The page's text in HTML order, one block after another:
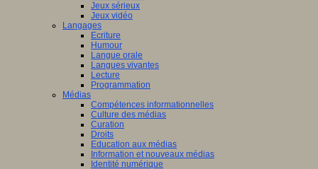
Jeux sérieux
Jeux vidéo
Langages
Ecriture
Humour
Langue orale
Langues vivantes
Lecture
Programmation
Médias
Compétences informationnelles
Culture des médias
Curation
Droits
Education aux médias
Information et nouveaux médias
Identité numérique